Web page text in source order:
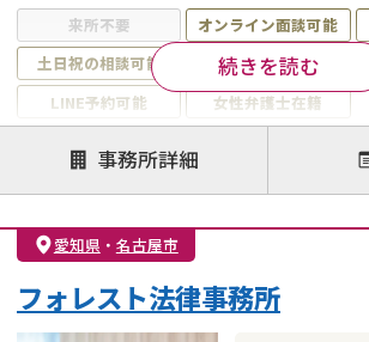
来所不要 オンライン面談可能
土日祝の相談可能
19時以降電話可能
LINE予約可能
女性弁護士在籍
注力案件
離婚前相談
離婚調停
親権・面会交流権
DV
不貞・不倫慰謝料請求
財産分与
内縁の夫婦
続きを読む
事務所詳細
愛知県 ・ 名古屋市
フォレスト法律事務所